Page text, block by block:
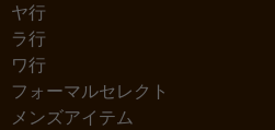
ヤ行
ラ行
ワ行
フォーマルセレクト
メンズアイテム